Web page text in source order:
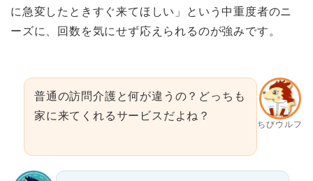
に急変したときすぐ来てほしい」という中重度者のニ
ーズに、回数を気にせず応えられるのが強みです。
ちびウルフ
普通の訪問介護と何が違うの？どっちも
家に来てくれるサービスだよね？